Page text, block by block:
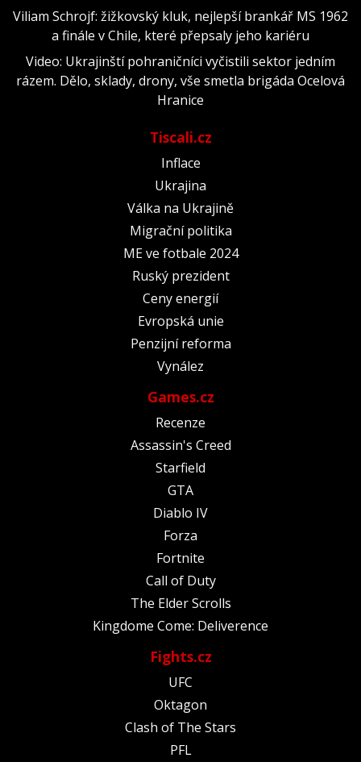
Viliam Schrojf: žižkovský kluk, nejlepší brankář MS 1962
a finále v Chile, které přepsaly jeho kariéru
Video: Ukrajinští pohraničníci vyčistili sektor jedním
rázem. Dělo, sklady, drony, vše smetla brigáda Ocelová
Hranice
Tiscali.cz
Inflace
Ukrajina
Válka na Ukrajině
Migrační politika
ME ve fotbale 2024
Ruský prezident
Ceny energií
Evropská unie
Penzijní reforma
Vynález
Games.cz
Recenze
Assassin's Creed
Starfield
GTA
Diablo IV
Forza
Fortnite
Call of Duty
The Elder Scrolls
Kingdome Come: Deliverence
Fights.cz
UFC
Oktagon
Clash of The Stars
PFL